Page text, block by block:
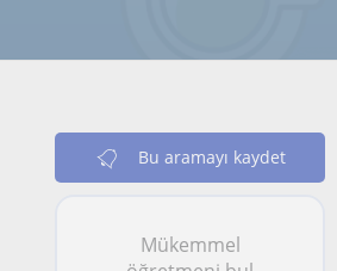
Bu aramayı kaydet
Mükemmel